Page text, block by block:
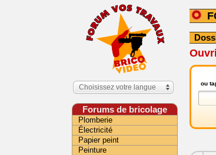
ou
Choisissez votre langue
Forums de bricolage
Plomberie
Électricité
Papier peint
Peinture